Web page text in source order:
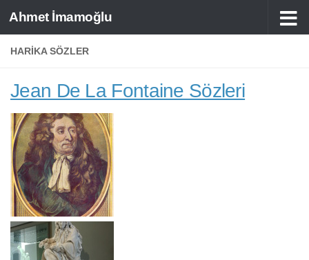
Skip to content
Ahmet İmamoğlu
HARIKA SÖZLER
Jean De La Fontaine Sözleri